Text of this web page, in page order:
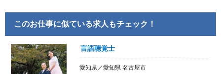
このお仕事に似ている求人もチェック！
言語聴覚士
愛知県／愛知県 名古屋市